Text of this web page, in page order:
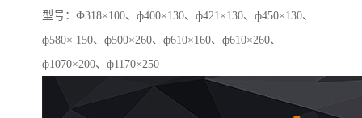
型号：Ф318×100、ф400×130、ф421×130、ф450×130、
ф580× 150、ф500×260、ф610×160、ф610×260、
ф1070×200、ф1170×250